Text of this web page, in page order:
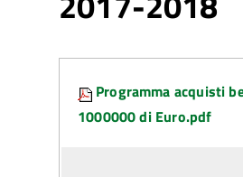
Programma acquisti
1000000 di Euro.pdf